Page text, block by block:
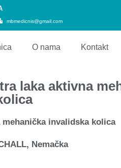
mbmedicnis@gmail.com
O nama Kontakt
laka aktivna
invalidska kolica
Nemačka